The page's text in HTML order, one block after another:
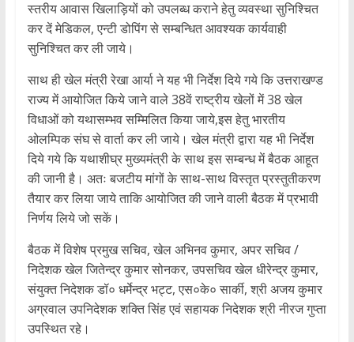
स्तरीय आवास खिलाड़ियों को उपलब्ध कराने हेतु व्यवस्था सुनिश्चित
कर दें मेडिकल, एन्टी डोपिंग से सम्बन्धित आवश्यक कार्यवाही
सुनिश्चित कर ली जाये।
साथ ही खेल मंत्री रेखा आर्या ने यह भी निर्देश दिये गये कि उत्तराखण्ड
राज्य में आयोजित किये जाने वाले 38वें राष्ट्रीय खेलों में 38 खेल
विधाओं को यथासम्भव सम्मिलित किया जाये,इस हेतु भारतीय
ओलम्पिक संघ से वार्ता कर ली जाये। खेल मंत्री द्वारा यह भी निर्देश
दिये गये कि यथाशीघ्र मुख्यमंत्री के साथ इस सम्बन्ध में बैठक आहूत
की जानी है। अतः बजटीय मांगों के साथ-साथ विस्तृत प्रस्तुतीकरण
तैयार कर लिया जाये ताकि आयोजित की जाने वाली बैठक में प्रभावी
निर्णय लिये जो सकें।
बैठक में विशेष प्रमुख सचिव, खेल अभिनव कुमार, अपर सचिव /
निदेशक खेल जितेन्द्र कुमार सोनकर, उपसचिव खेल धीरेन्द्र कुमार,
संयुक्त निदेशक डॉ० धर्मेन्द्र भट्ट, एस०के० सार्की, श्री अजय कुमार
अग्रवाल उपनिदेशक शक्ति सिंह एवं सहायक निदेशक श्री नीरज गुप्ता
उपस्थित रहे।